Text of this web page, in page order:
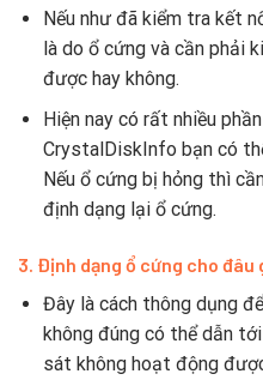
Nếu như đã kiểm tra kết
là do ổ cứng và cần phải
được hay không.
Hiện nay có rất nhiều
CrystalDiskInfo bạn có
Nếu ổ cứng bị hỏng thì
định dạng lại ổ cứng.
3. Định dạng ổ cứng cho đâu
Đây là cách thông dụng
không đúng có thể dẫn
sát không hoạt động